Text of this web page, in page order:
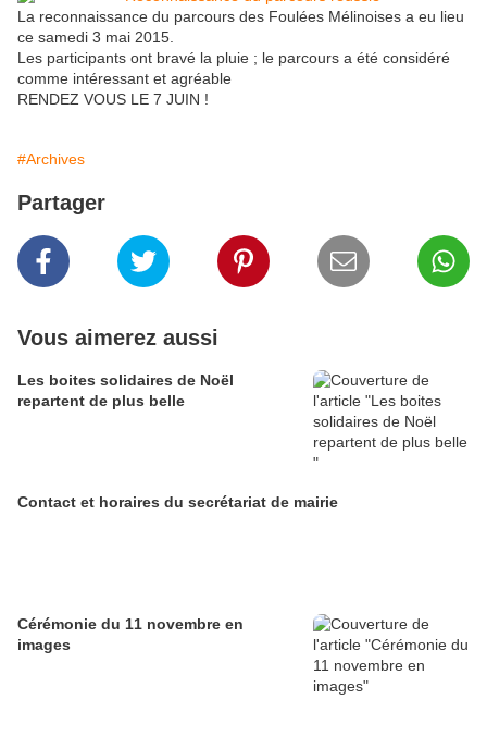
La reconnaissance du parcours des Foulées Mélinoises a eu lieu
ce samedi 3 mai 2015.
Les participants ont bravé la pluie ; le parcours a été considéré
comme intéressant et agréable
RENDEZ VOUS LE 7 JUIN !
#Archives
Partager
Vous aimerez aussi
Les boites solidaires de Noël
repartent de plus belle
Contact et horaires du secrétariat de mairie
Cérémonie du 11 novembre en
images